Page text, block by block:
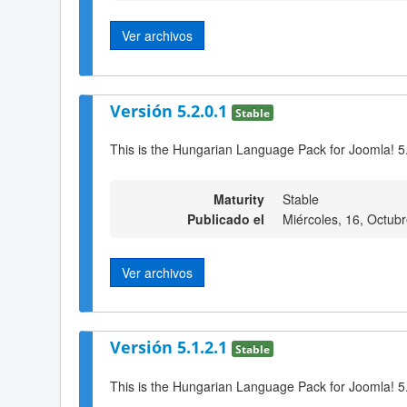
Ver archivos
Versión 5.2.0.1 Stable
This is the Hungarian Language Pack for Joomla!
Maturity
Stable
Publicado el
Miércoles, 16,
Ver archivos
Versión 5.1.2.1 Stable
This is the Hungarian Language Pack for Joomla!